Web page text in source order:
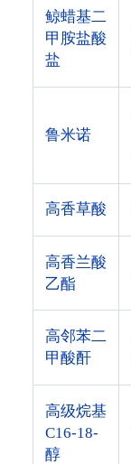
鲸蜡基二
甲胺盐酸
盐
鲁米诺
高香草酸
高香兰酸
乙酯
高邻苯二
甲酸酐
高级烷基
C16-18-
醇